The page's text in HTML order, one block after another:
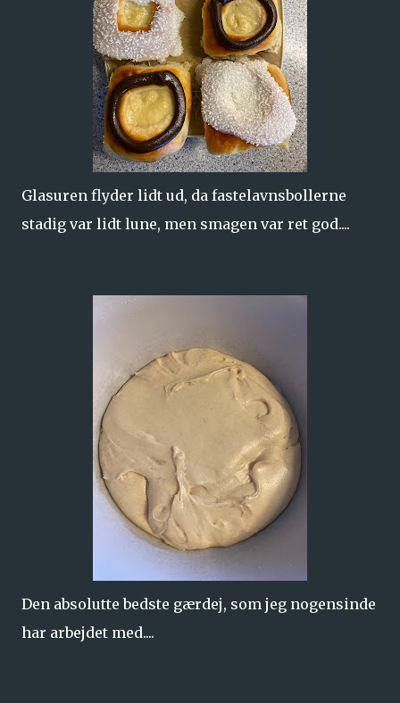
Glasuren flyder lidt ud, da fastelavnsbollerne
stadig var lidt lune, men smagen var ret god....
Den absolutte bedste gærdej, som jeg nogensinde
har arbejdet med....